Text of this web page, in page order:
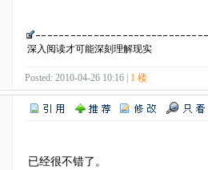
深入阅读才可能深刻理解现实
Posted: 2010-04-26 10:16 | 1 楼
已经很不错了。